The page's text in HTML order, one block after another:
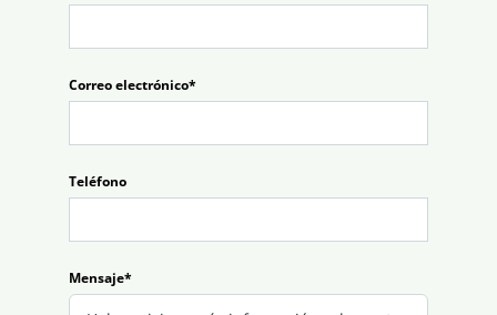
Correo electrónico*
Teléfono
Mensaje*